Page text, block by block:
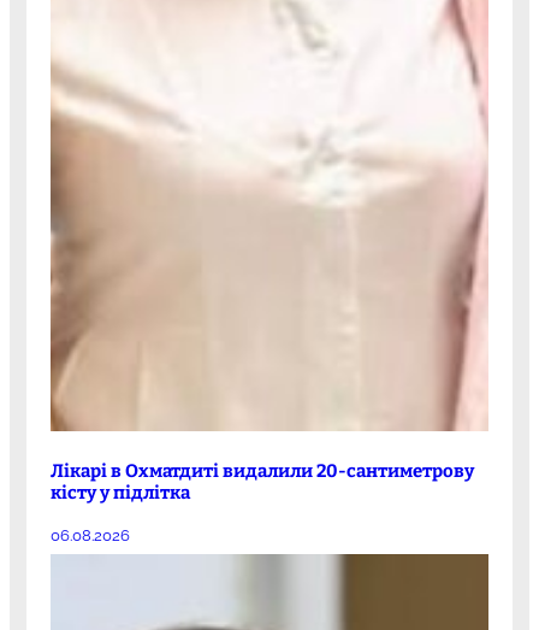
Лікарі в Охматдиті видалили 20-сантиметрову
кісту у підлітка
06.08.2026